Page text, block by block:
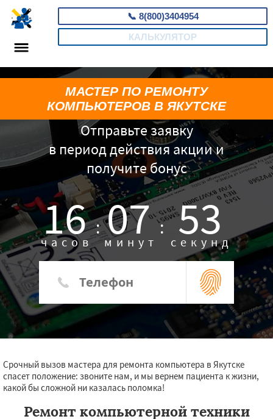
📞 8(800)3404954
КАЛЬКУЛЯТОР
Отправьте заявку
в период действия акции и
получите бонус
16 :
часов 07 :
минут 52
секунд
МАСТЕР ПО РЕМОНТУ
КОМПЬЮТЕРОВ В ЯКУТСКЕ
Срочный вызов мастера для ремонта компьютера в Якутске
спасет положение: звоните нам, и мы вернем пациента к жизни,
какой бы сложной ни казалась поломка!
Ремонт компьютерной техники